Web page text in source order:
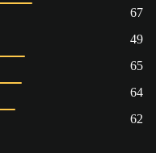
67
49
65
64
62